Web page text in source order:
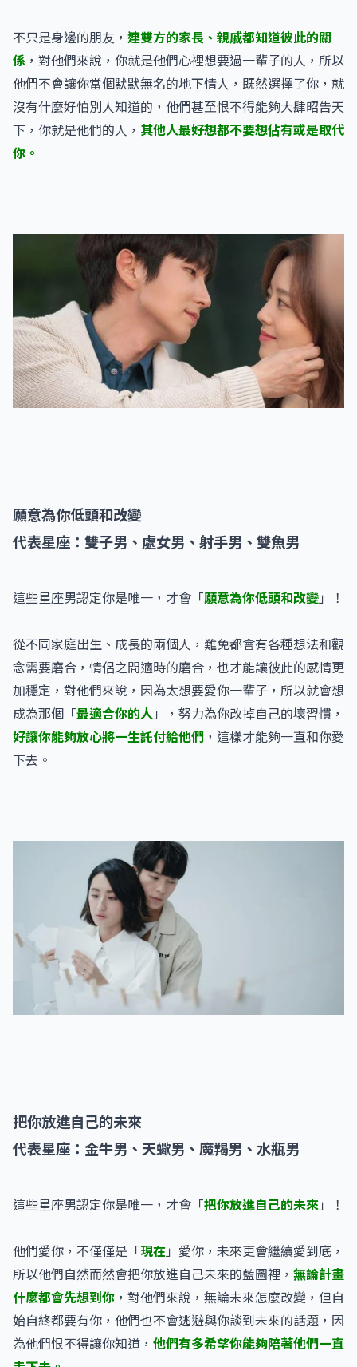
不只是身邊的朋友， 連雙方的家長、親戚都知道彼此的關
係 ，對他們來說，你就是他們心裡想要過一輩子的人，所以
他們不會讓你當個默默無名的地下情人，既然選擇了你，就
沒有什麼好怕別人知道的，他們甚至恨不得能夠大肆昭告天
下，你就是他們的人， 其他人最好想都不要想佔有或是取代
你。
願意為你低頭和改變
代表星座：雙子男、處女男、射手男、雙魚男
這些星座男認定你是唯一，才會「願意為你低頭和改變」！
從不同家庭出生、成長的兩個人，難免都會有各種想法和觀
念需要磨合，情侶之間適時的磨合，也才能讓彼此的感情更
加穩定，對他們來說，因為太想要愛你一輩子，所以就會想
成為那個「最適合你的人 」，努力為你改掉自己的壞習慣，
好讓你能夠放心將一生託付給他們 ，這樣才能夠一直和你愛
下去。
把你放進自己的未來
代表星座：金牛男、天蠍男、魔羯男、水瓶男
這些星座男認定你是唯一，才會「把你放進自己的未來」！
他們愛你，不僅僅是「現在」愛你，未來更會繼續愛到底，
所以他們自然而然會把你放進自己未來的藍圖裡， 無論計畫
什麼都會先想到你 ，對他們來說，無論未來怎麼改變，但自
始自終都要有你，他們也不會逃避與你談到未來的話題，因
為他們恨不得讓你知道， 他們有多希望你能夠陪著他們一直